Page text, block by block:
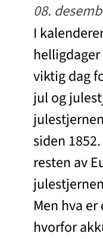
08.
I
viktig dag
jul og
siden
resten av
Men hva
hvorfor